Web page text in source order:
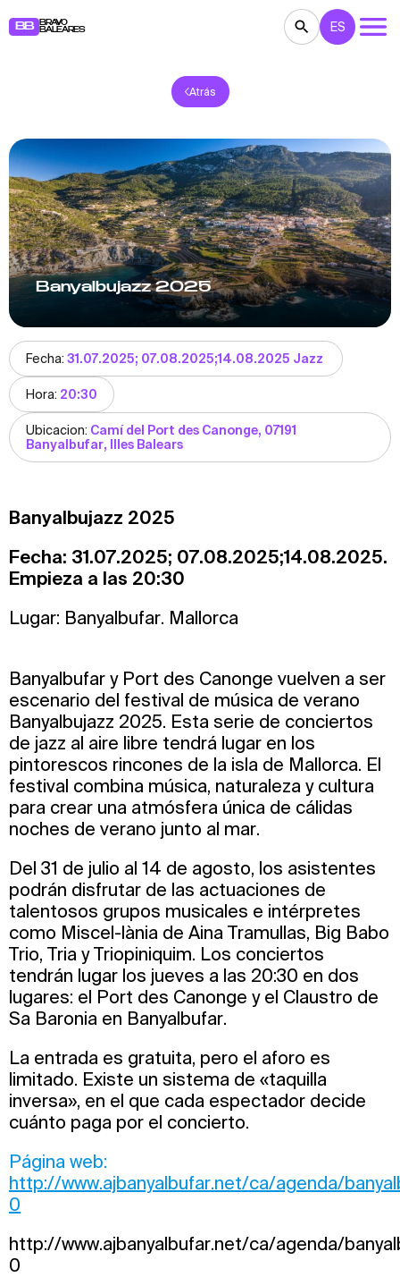
BB
BRAVO
BALEARES
TEATRO
RESTAURANTES MERCADILLOS FIESTAS
PARA NIÑOS BB NOTE
ES
Atrás
Banyalbujazz 2025
Fecha: 31.07.2025; 07.08.2025;14.08.2025 Jazz
Hora: 20:30
Ubicacion: Camí del Port des Canonge, 07191
Banyalbufar, Illes Balears
Banyalbujazz 2025
Fecha: 31.07.2025; 07.08.2025;14.08.2025.
Empieza a las 20:30
Lugar: Banyalbufar. Mallorca
Banyalbufar y Port des Canonge vuelven a ser
escenario del festival de música de verano
Banyalbujazz 2025. Esta serie de conciertos
de jazz al aire libre tendrá lugar en los
pintorescos rincones de la isla de Mallorca. El
festival combina música, naturaleza y cultura
para crear una atmósfera única de cálidas
noches de verano junto al mar.
Del 31 de julio al 14 de agosto, los asistentes
podrán disfrutar de las actuaciones de
talentosos grupos musicales e intérpretes
como Miscel-lània de Aina Tramullas, Big Babo
Trio, Tria y Triopiniquim. Los conciertos
tendrán lugar los jueves a las 20:30 en dos
lugares: el Port des Canonge y el Claustro de
Sa Baronia en Banyalbufar.
La entrada es gratuita, pero el aforo es
limitado. Existe un sistema de «taquilla
inversa», en el que cada espectador decide
cuánto paga por el concierto.
Página web:
http://www.ajbanyalbufar.net/ca/agenda/
0
http://www.ajbanyalbufar.net/ca/agenda/
0